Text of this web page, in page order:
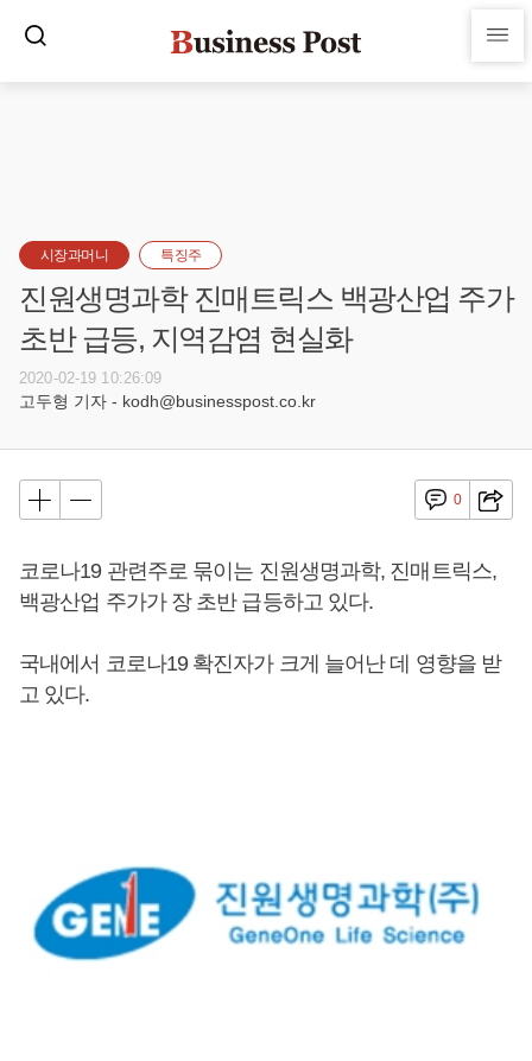
시장과머니 특징주
진원생명과학 진매트릭스 백광산업 주가
초반 급등, 지역감염 현실화
2020-02-19 10:26:09
고두형 기자 - kodh@businesspost.co.kr
0
코로나19 관련주로 묶이는 진원생명과학, 진매트릭스,
백광산업 주가가 장 초반 급등하고 있다.
국내에서 코로나19 확진자가 크게 늘어난 데 영향을 받
고 있다.